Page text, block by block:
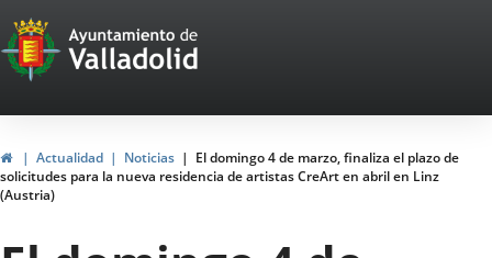
Portal
Web
del
Ayuntamiento
de
Valladolid
InicioActualidad Noticias
El domingo 4 de marzo, finaliza el plazo de
solicitudes para la nueva residencia de artistas CreArt en abril en Linz
(Austria)